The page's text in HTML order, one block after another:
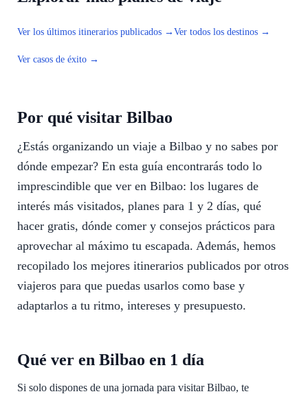
Ver los últimos itinerarios publicados → Ver todos los destinos →
Ver casos de éxito →
Por qué visitar Bilbao
¿Estás organizando un viaje a Bilbao y no sabes por
dónde empezar? En esta guía encontrarás todo lo
imprescindible que ver en Bilbao: los lugares de
interés más visitados, planes para 1 y 2 días, qué
hacer gratis, dónde comer y consejos prácticos para
aprovechar al máximo tu escapada. Además, hemos
recopilado los mejores itinerarios publicados por otros
viajeros para que puedas usarlos como base y
adaptarlos a tu ritmo, intereses y presupuesto.
Qué ver en Bilbao en 1 día
Si solo dispones de una jornada para visitar Bilbao, te